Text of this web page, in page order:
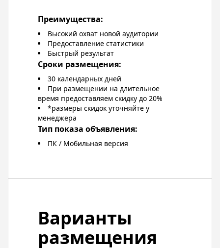
Преимущества:
Высокий охват новой аудитории
Предоставление статистики
Быстрый результат
Сроки размещения:
30 календарных дней
При размещении на длительное
время предоставляем скидку до 20%
*размеры скидок уточняйте у
менеджера
Тип показа объявления:
ПК / Мобильная версия
Варианты
размещения